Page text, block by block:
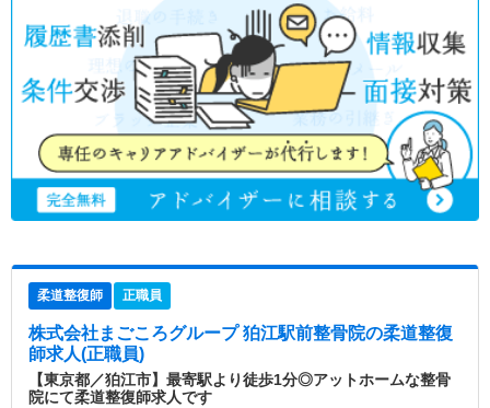
柔道整復師 正職員
株式会社まごころグループ 狛江駅前整骨院の柔道整復
師求人(正職員)
【東京都／狛江市】最寄駅より徒歩1分◎アットホームな整骨
院にて柔道整復師求人です